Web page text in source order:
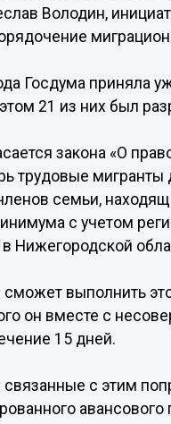
Володин,
Госдума приняла
21 из них был
закона «О
трудовые
семьи,
с учетом
Нижегородской
выполнить
он вместе с
15 дней.
с этим
авансового